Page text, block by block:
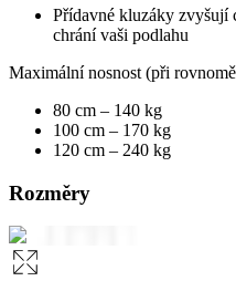
Přídavné kluzáky zvyšují
chrání vaši podlahu
Maximální nosnost (při
80 cm – 140 kg
100 cm – 170 kg
120 cm – 240 kg
Rozměry